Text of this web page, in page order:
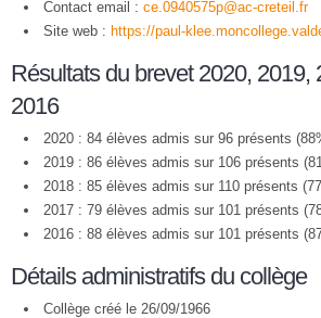
Contact email : ce.0940575p@ac-creteil.fr
Site web : https://paul-
Résultats du brevet 2020, 2019,
2016
2020 : 84 élèves admis sur 96 présents
2019 : 86 élèves admis sur 106 présents
2018 : 85 élèves admis sur 110 présents
2017 : 79 élèves admis sur 101 présents
2016 : 88 élèves admis sur 101 présents
Détails administratifs du collège
Collège créé le 26/09/1966